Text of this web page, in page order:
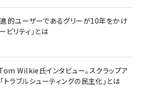
的ユーザーであるグリーが10年をかけ
ビリティ」とは
Wilkie氏インタビュー。スクラップア
トラブルシューティングの民主化」とは